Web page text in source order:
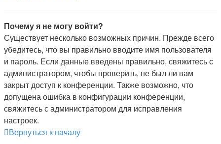
Почему я не могу войти?
Существует несколько возможных причин. Прежде всего
убедитесь, что вы правильно вводите имя пользователя
и пароль. Если данные введены правильно, свяжитесь с
администратором, чтобы проверить, не был ли вам
закрыт доступ к конференции. Также возможно, что
допущена ошибка в конфигурации конференции,
свяжитесь с администратором для исправления
настроек.
Вернуться к началу